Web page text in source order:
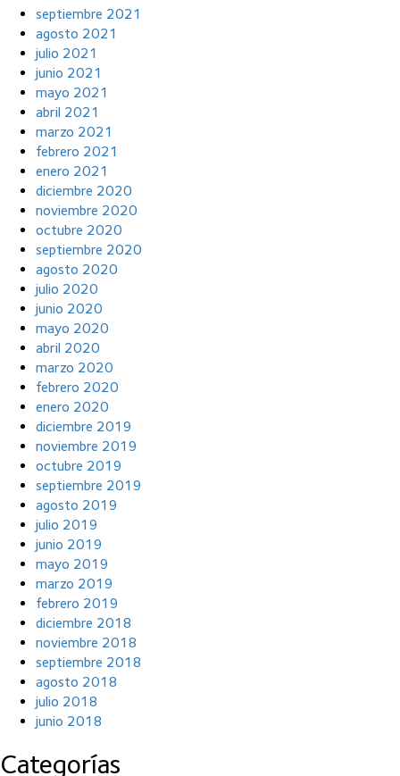
septiembre 2021
agosto 2021
julio 2021
junio 2021
mayo 2021
abril 2021
marzo 2021
febrero 2021
enero 2021
diciembre 2020
noviembre 2020
octubre 2020
septiembre 2020
agosto 2020
julio 2020
junio 2020
mayo 2020
abril 2020
marzo 2020
febrero 2020
enero 2020
diciembre 2019
noviembre 2019
octubre 2019
septiembre 2019
agosto 2019
julio 2019
junio 2019
mayo 2019
marzo 2019
febrero 2019
diciembre 2018
noviembre 2018
septiembre 2018
agosto 2018
julio 2018
junio 2018
Categorías